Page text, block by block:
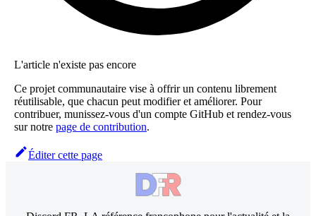
L'article n'existe pas encore
Ce projet communautaire vise à offrir un contenu librement
réutilisable, que chacun peut modifier et améliorer. Pour
contribuer, munissez-vous d'un compte GitHub et rendez-vous
sur notre page de contribution.
Éditer cette page